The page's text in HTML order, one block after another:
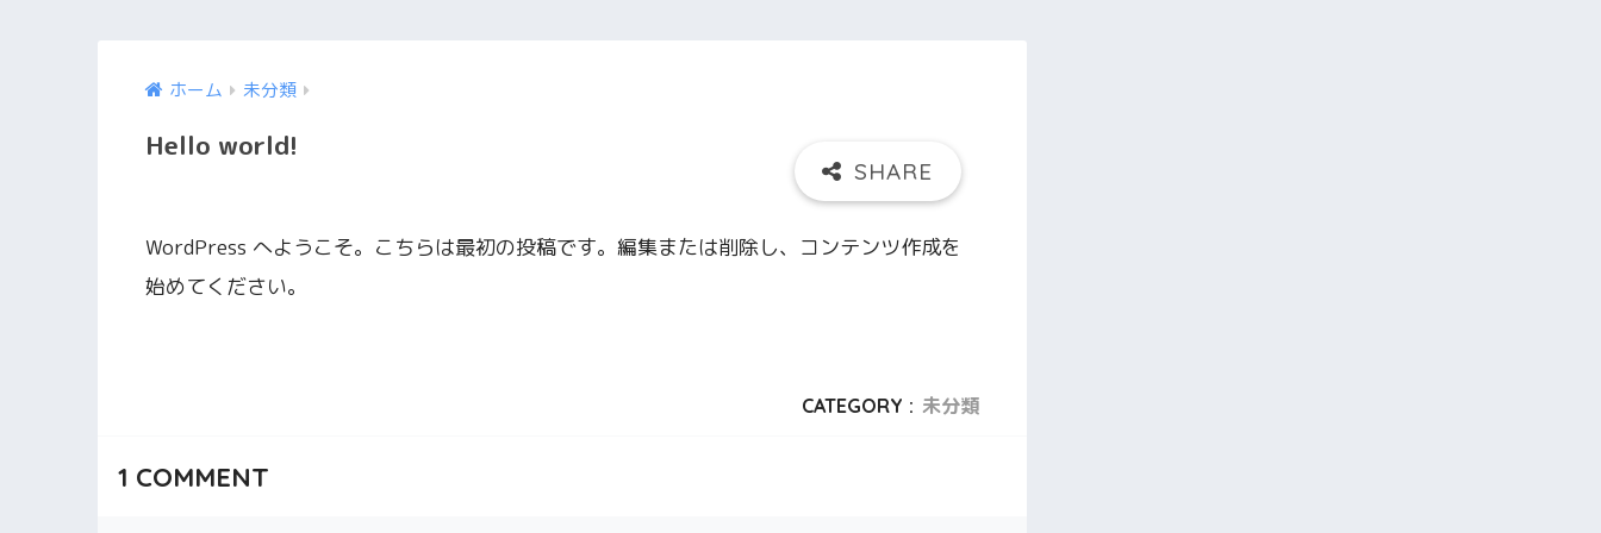
ホーム 未分類
Hello world!
WordPress へようこそ。こちらは最初の投稿です。編集または削除し、コンテンツ作成を
始めてください。
CATEGORY : 未分類
1 COMMENT